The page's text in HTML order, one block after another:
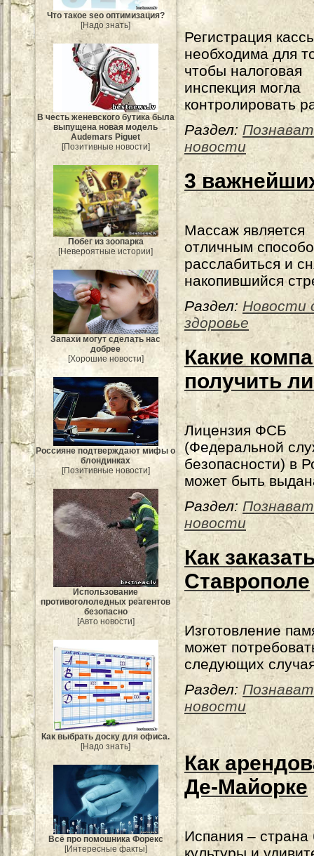
Что такое seo оптимизация?
[Надо знать]
В честь женевского бутика была
выпущена новая модель
Audemars Piguet
[Позитивные новости]
Побег из зоопарка
[Невероятные истории]
Запахи могут сделать нас
добрее
[Хорошие новости]
Россияне подтверждают мифы о
блондинках
[Позитивные новости]
Использование
противогололедных реагентов
безопасно
[Авто новости]
Как выбрать доску для офиса.
[Надо знать]
Всё про помошника Форекс
[Интересные факты]
Регистрация
необходима для
чтобы налоговая
инспекция могла
контролировать
Раздел:
новости
3
Массаж является
отличным
расслабиться и
накопившийся
Раздел: Новости
здоровье
Какие
получить
Лицензия ФСБ
(Федеральной
безопасности) в
может быть
Раздел:
новости
Как
Ставрополе
Изготовление
может
следующих
Раздел:
новости
Как
Де-Майорке
Испания – страна